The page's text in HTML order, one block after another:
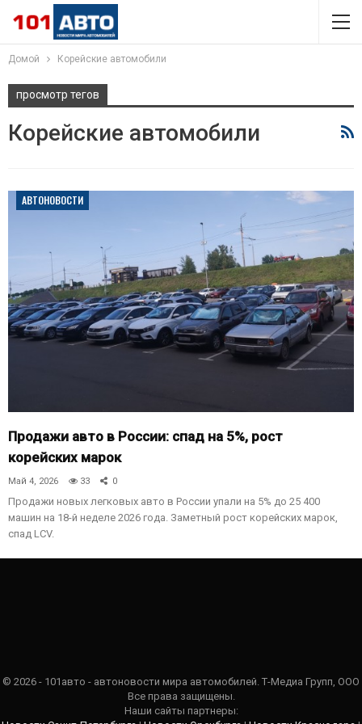
Домой Корейские автомобили
просмотр тегов
Корейские автомобили
АВТОНОВОСТИ
Продажи авто в России: спад на 5%, рост
корейских марок
Май 4, 2026 33 0
Продажи новых легковых авто в России упали на 5% до 25 400
машин на 18-й неделе 2026 года. Заметный рост корейских марок,
спад LCV.
© 2026 - 101авто - автоновости мира автомобилей. Т-Медиа Групп, ООО
Все права защищены.
Наши сайты партнеры: